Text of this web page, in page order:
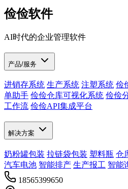
俭俭软件
AI时代的企业管理软件
产品/服务
进销存系统 生产系统 注塑系统 俭
单助手 俭俭仓库可视化系统 俭俭
工作流 俭俭API集成平台
解决方案
奶粉罐包装 拉链袋包装 塑料瓶 仓
汽车电池 智能排产 生产报工 智能
18565399650